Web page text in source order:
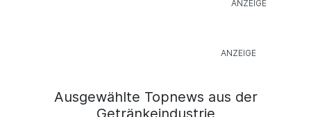
Ausgewählte Topnews aus der
Getränkeindustrie